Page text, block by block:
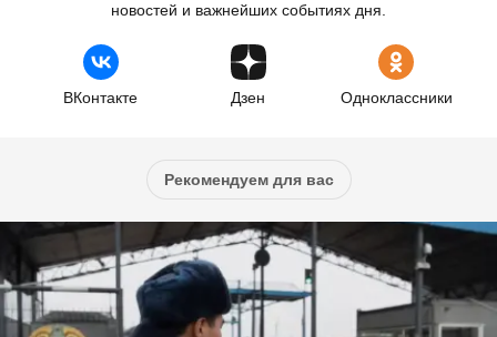
новостей и важнейших событиях дня.
ВКонтакте Дзен Одноклассники
Рекомендуем для вас